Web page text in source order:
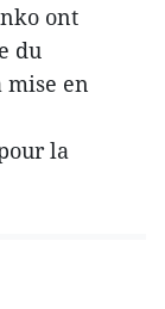
ont
du
mise en
la